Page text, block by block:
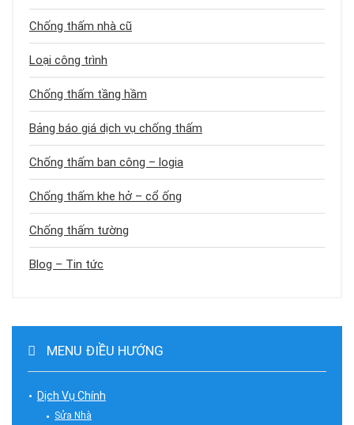
Chống thấm nhà cũ
Loại công trình
Chống thấm tầng hầm
Bảng báo giá dịch vụ chống thấm
Chống thấm ban công – logia
Chống thấm khe hở – cổ ống
Chống thấm tường
Blog – Tin tức
MENU ĐIỀU HƯỚNG
Dịch Vụ Chính
Sửa Nhà